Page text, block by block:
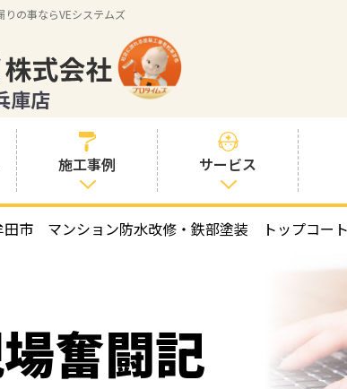
の事ならVEシステムズ
施工事例
すべての事例
例
色の事例
サービス
塗装プランと価
お客様との交流
を大切に
社長
塗装
塗
田市 マンション防水改修・鉄部塗装 トップコート
奮闘記